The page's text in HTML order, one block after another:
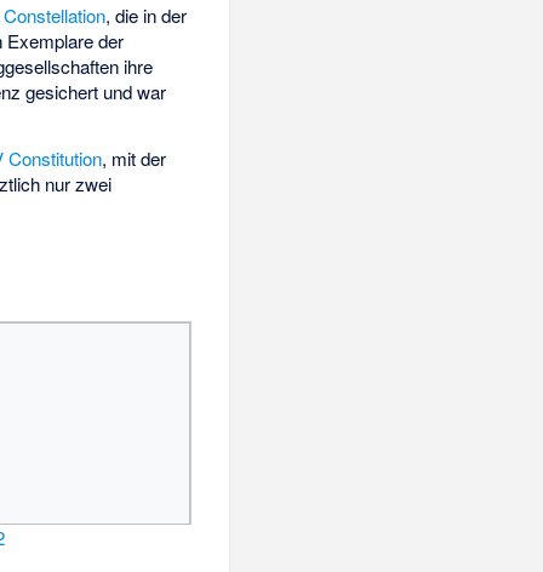
Constellation, die in der
der
ihre
gesichert und war
Constitution, mit der
nur zwei